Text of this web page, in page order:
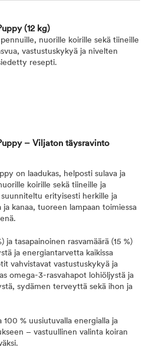
(12 kg)
nuorille koirille sekä tiineille
vastustuskykyä ja nivelten
resepti.
– Viljaton täysravinto
on laadukas, helposti sulava ja
koirille sekä tiineille ja
erityisesti herkille ja
kanaa, tuoreen lampaan toimiessa
tasapainoinen rasvamäärä (15 %)
ja energiantarvetta kaikissa
vahvistavat vastustuskykyä ja
omega-3-rasvahapot lohiöljystä ja
sydämen terveyttä sekä ihon ja
% uusiutuvalla energialla ja
– vastuullinen valinta koiran